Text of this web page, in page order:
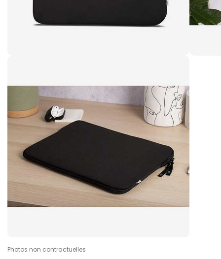
Photos non contractuelles